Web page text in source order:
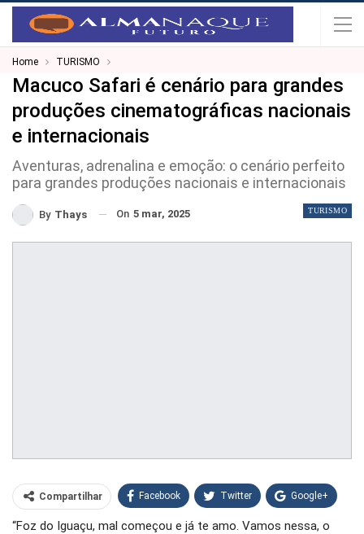
Home TURISMO
Macuco Safari é cenário para grandes
produções cinematográficas nacionais
e internacionais
Aventuras, adrenalina e emoção: o cenário perfeito
para grandes produções nacionais e internacionais
TURISMO
By Thays On 5 mar, 2025
Compartilhar Facebook Twitter Google+
WhatsApp Pinterest
“Foz do Iguaçu, mal começou e já te amo. Vamos nessa, o